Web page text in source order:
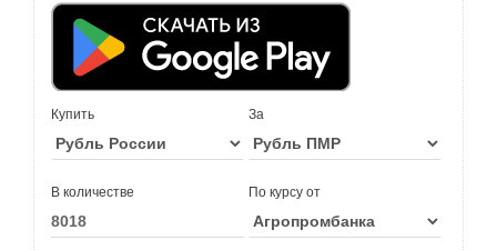
Купить За
В количестве По курсу от